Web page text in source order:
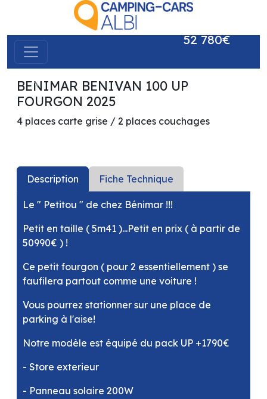
précédent
BENIMAR BENIVAN 100 UP
FOURGON 2025
4 places carte grise / 2 places couchages
52 780€
Description Fiche Technique
Le " Petitou " de chez Bénimar !!!
Petit en taille ( 5m41 )...Petit en prix ( à partir de
50990€ ) !
Ce petit fourgon ( pour 2 essentiellement ) se
faufilera partout comme une voiture !
Vous pourrez stationner sur une place de
parking à l'aise!
Notre modèle est équipé du pack UP +1790€
- Store exterieur
- Panneau solaire 200W